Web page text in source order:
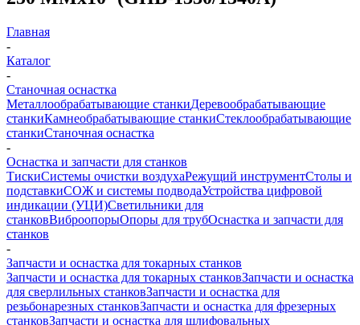
Главная
-
Каталог
-
Станочная оснастка
Металлообрабатывающие станкиДеревообрабатывающие
станкиКамнеобрабатывающие станкиСтеклообрабатывающие
станкиСтаночная оснастка
-
Оснастка и запчасти для станков
ТискиСистемы очистки воздухаРежущий инструментСтолы и
подставкиСОЖ и системы подводаУстройства цифровой
индикации (УЦИ)Светильники для
станковВиброопорыОпоры для трубОснастка и запчасти для
станков
-
Запчасти и оснастка для токарных станков
Запчасти и оснастка для токарных станковЗапчасти и оснастка
для сверлильных станковЗапчасти и оснастка для
резьбонарезных станковЗапчасти и оснастка для фрезерных
станковЗапчасти и оснастка для шлифовальных